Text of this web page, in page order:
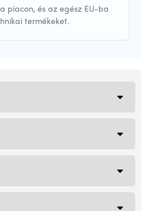
piacon, és az egész EU-ba
termékeket.